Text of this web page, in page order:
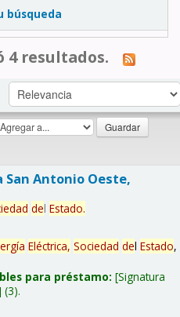
búsqueda
4 resultados.
Antonio Oeste,
del Estado.
Eléctrica, Sociedad del Estado,
para préstamo: Signatura
(3).